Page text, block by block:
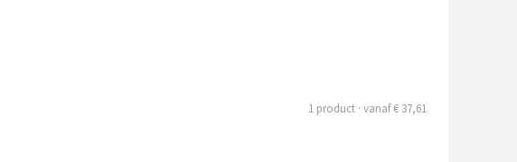
1 product · vanaf € 37,61